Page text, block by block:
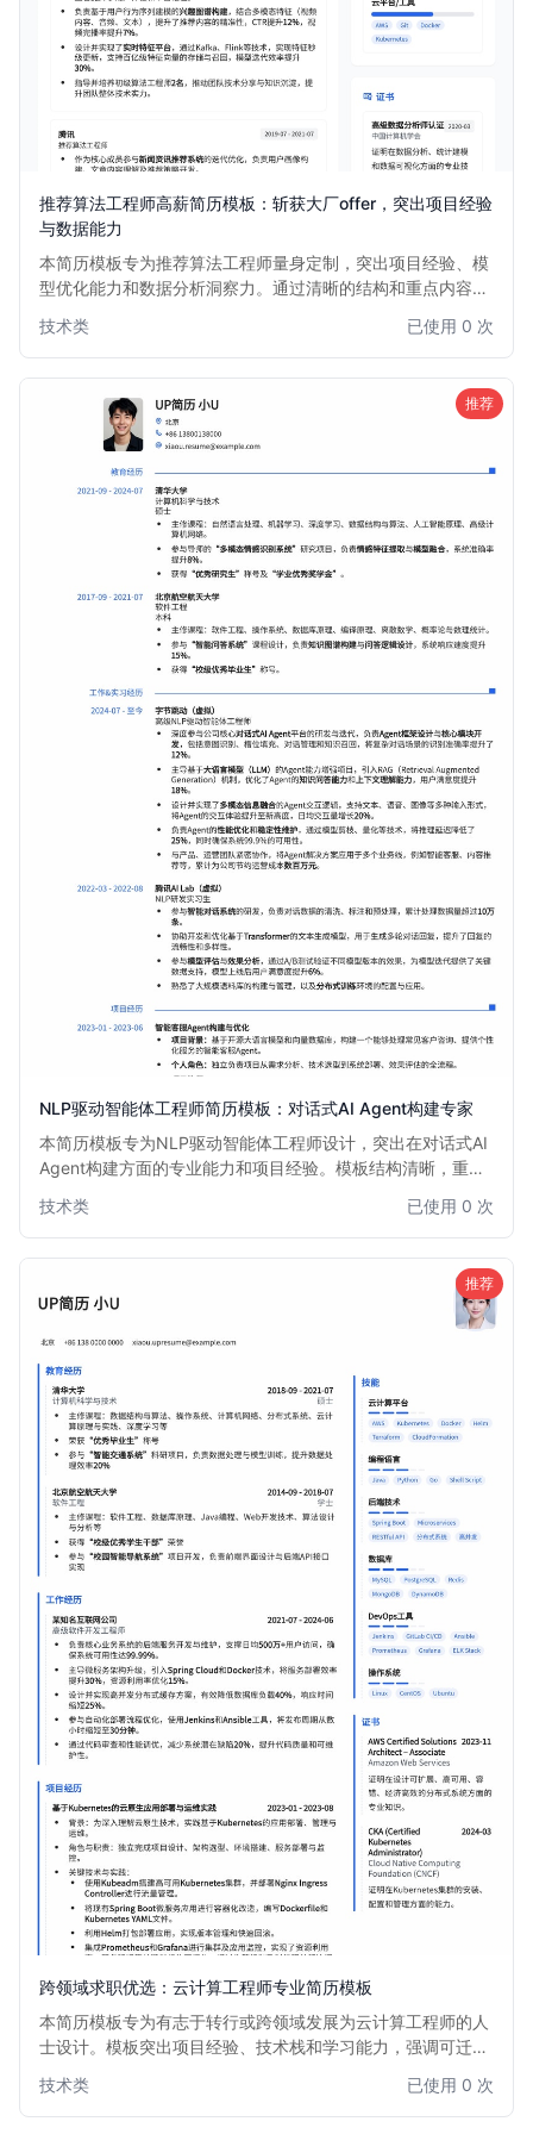
推荐算法工程师高薪简历模板：斩获大厂offer，突出项目经验
与数据能力
本简历模板专为推荐算法工程师量身定制，突出项目经验、模
型优化能力和数据分析洞察力。通过清晰的结构和重点内容展
关注点，提高面试邀约率。适用于1-5年推荐算法经验的求职
者。
技术类 已使用 0 次
推荐
NLP驱动智能体工程师简历模板：对话式AI Agent构建专家
本简历模板专为NLP驱动智能体工程师设计，突出在对话式AI
Agent构建方面的专业能力和项目经验。模板结构清晰，重点
框架搭建等核心技能，助力求职者快速获得面试机会。
技术类 已使用 0 次
推荐
跨领域求职优选：云计算工程师专业简历模板
本简历模板专为有志于转行或跨领域发展为云计算工程师的人
士设计。模板突出项目经验、技术栈和学习能力，强调可迁移
域。简洁高效的布局，让招聘经理快速捕捉您的核心优势。
技术类 已使用 0 次